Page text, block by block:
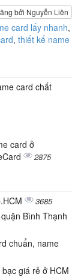
bởi Nguyễn Liên
card lấy nhanh,
, thiết kế name
card chất
card ở
2875
3685
Bình Thạnh
chuẩn, name
giá rẻ ở HCM